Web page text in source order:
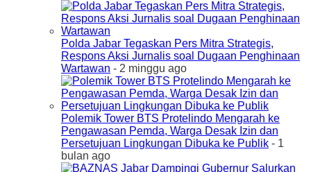
Polda Jabar Tegaskan Pers Mitra Strategis,
Respons Aksi Jurnalis soal Dugaan Penghinaan
Wartawan - 2 minggu ago
Polemik Tower BTS Protelindo Mengarah ke
Pengawasan Pemda, Warga Desak Izin dan
Persetujuan Lingkungan Dibuka ke Publik - 1
bulan ago